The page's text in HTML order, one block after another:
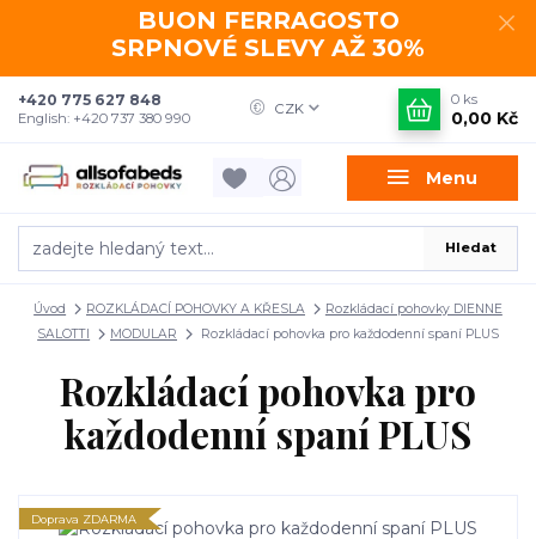
BUON FERRAGOSTO
SRPNOVÉ SLEVY AŽ 30%
Menu
CZK
Hledat
+420 775 627 848
English: +420 737 380 990
0 ks
0,00 Kč
Úvod ROZKLÁDACÍ POHOVKY A KŘESLA
Rozkládací pohovky DIENNE
SALOTTI
MODULAR Rozkládací pohovka pro každodenní spaní PLUS
Rozkládací pohovka pro
každodenní spaní PLUS
Doprava ZDARMA